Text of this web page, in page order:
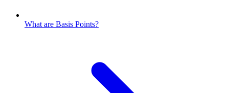
What are Basis Points?